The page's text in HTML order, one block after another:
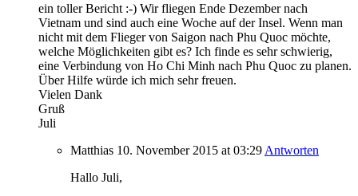
ein toller Bericht :-) Wir fliegen Ende Dezember nach
Vietnam und sind auch eine Woche auf der Insel. Wenn man
nicht mit dem Flieger von Saigon nach Phu Quoc möchte,
welche Möglichkeiten gibt es? Ich finde es sehr schwierig,
eine Verbindung von Ho Chi Minh nach Phu Quoc zu planen.
Über Hilfe würde ich mich sehr freuen.
Vielen Dank
Gruß
Juli
Matthias 10. November 2015 at 03:29 Antworten
Hallo Juli,